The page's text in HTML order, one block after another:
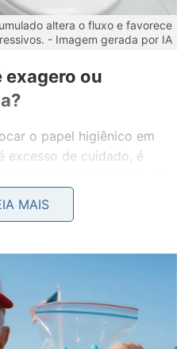
altera o fluxo e favorece
- Imagem gerada por IA
exagero ou
o papel higiênico em
excesso de cuidado, é
no encanamento, evita
e diminui o risco de
parcial e sistemas
MAIS